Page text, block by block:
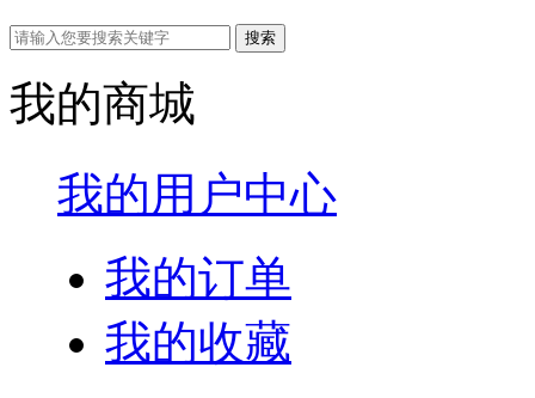
我的商城
我的用户中心
我的订单
我的收藏